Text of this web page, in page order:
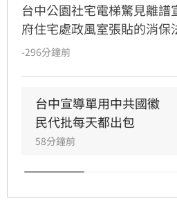
台中公園社宅電梯驚見離譜
府住宅處政風室張貼的消保
機關」圖示誤植為中國國徽
程處6日緊急滅火，坦承是
未落實校稿釀禍，已將爭
歉，承諾未來將嚴格審核宣
-296分鐘前
台中宣導單用中共國徽
民代批每天都出包
58分鐘前